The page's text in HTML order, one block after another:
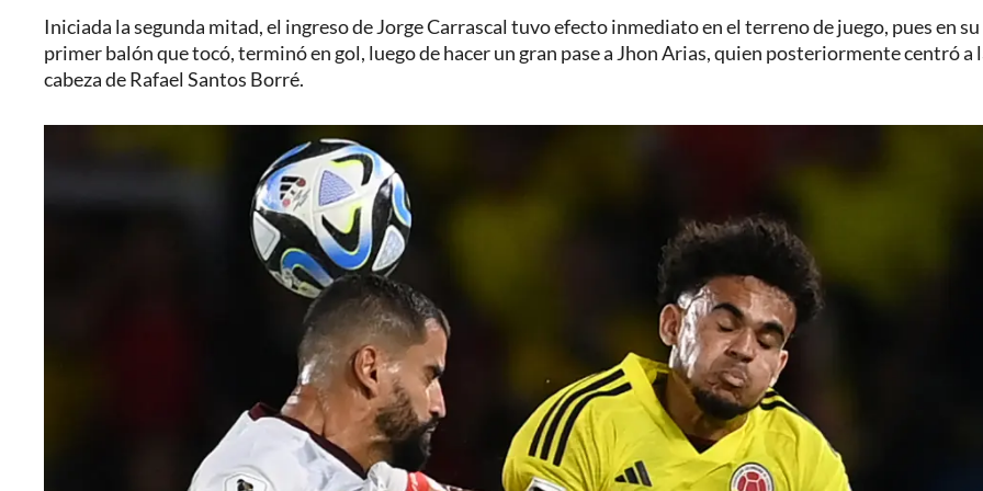
Iniciada la segunda mitad, el ingreso de Jorge Carrascal tuvo efecto inmediato en el terreno de juego, pues en su
primer balón que tocó, terminó en gol, luego de hacer un gran pase a Jhon Arias, quien posteriormente centró a
cabeza de Rafael Santos Borré.